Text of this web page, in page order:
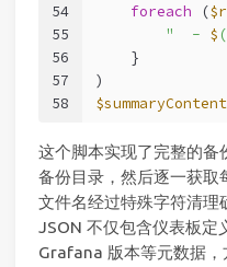
54
55
56
57
58
foreach ($r
"  - $ (
    }
)
$summaryContent
这个脚本实现了完整的备
备份目录，然后逐一获取
文件名经过特殊字符清理
JSON 不仅包含仪表板定
Grafana 版本等元数据